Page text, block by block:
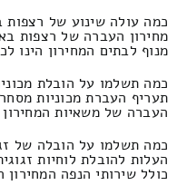
כמה עולה שינוע של רצפות
מחירון העברה של רצפות
מנוף לבתים המחירון הינו לכל
כמה תשלמו על הובלת
תעריף העברת מכוניות
העברה של משאיות המחירון הינו 450 ועד
כמה תשלמו על הובלה של
העלות להובלת לוחיות
כולל שירותי הנפה המחירון הינו 550 וזה מגיע עד